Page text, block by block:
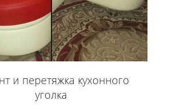
и перетяжка кухонного
уголка